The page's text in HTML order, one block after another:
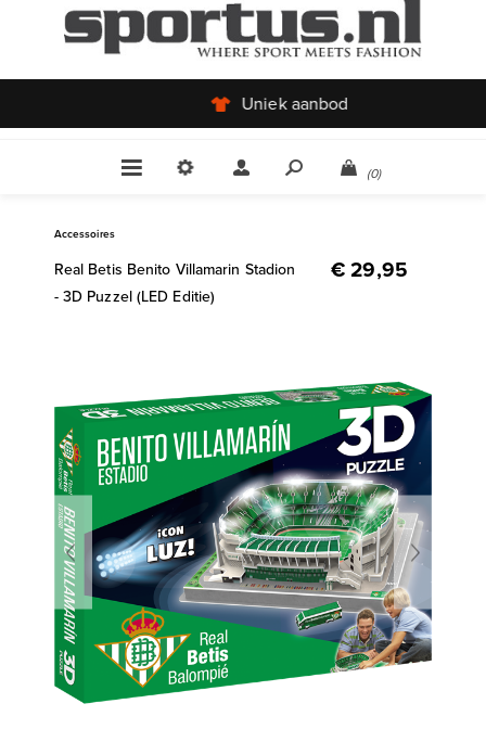
Uniek aanbod
(0)
Accessoires
Real Betis Benito Villamarin Stadion
- 3D Puzzel (LED Editie)
€ 29,95